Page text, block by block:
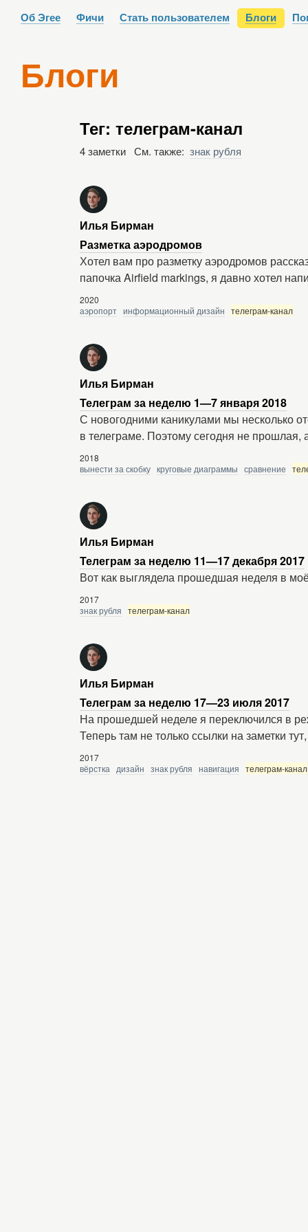
Об Эгее Фичи Стать пользователем Блоги
Блоги
Тег: телеграм-канал
4 заметки См. также: знак рубля
Илья Бирман
Разметка аэродромов
Хотел вам про разметку аэродромов
папочка Airfield markings, я давно хотел
2020
аэропорт информационный дизайн телеграм-канал
Илья Бирман
Телеграм за неделю 1—7 января 2018
С новогодними каникулами мы несколько
в телеграме. Поэтому сегодня не прошлая,
2018
вынести за скобку круговые диаграммы сравнение
Илья Бирман
Телеграм за неделю 11—17 декабря 2017
Вот как выглядела прошедшая неделя в
2017
знак рубля телеграм-канал
Илья Бирман
Телеграм за неделю 17—23 июля 2017
На прошедшей неделе я переключился в
Теперь там не только ссылки на заметки
2017
вёрстка
дизайн знак рубля навигация телеграм-канал